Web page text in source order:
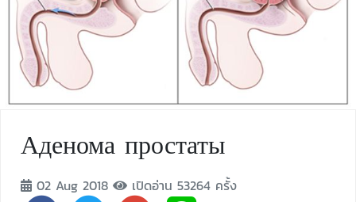
врач
обзор
Аденома простаты
02 Aug 2018 เปิดอ่าน 53264 ครั้ง